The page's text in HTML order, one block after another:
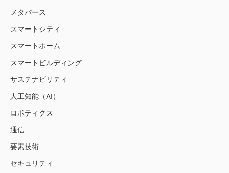
メタバース
スマートシティ
スマートホーム
スマートビルディング
サステナビリティ
人工知能（AI）
ロボティクス
通信
要素技術
セキュリティ